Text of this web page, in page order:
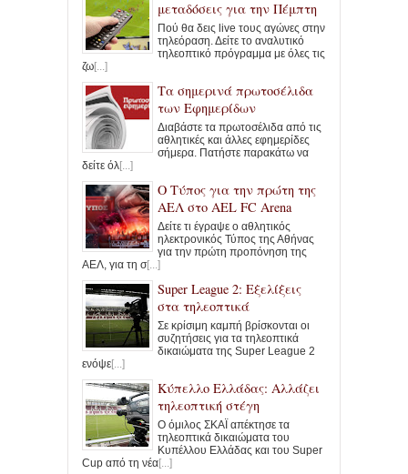
μεταδόσεις για την Πέμπτη
Πού θα δεις live τους αγώνες στην
τηλεόραση. Δείτε το αναλυτικό
τηλεοπτικό πρόγραμμα με όλες τις
ζω[...]
Τα σημερινά πρωτοσέλιδα
των Εφημερίδων
Διαβάστε τα πρωτοσέλιδα από τις
αθλητικές και άλλες εφημερίδες
σήμερα. Πατήστε παρακάτω να
δείτε όλ[...]
Ο Τύπος για την πρώτη της
ΑΕΛ στο AEL FC Arena
Δείτε τι έγραψε ο αθλητικός
ηλεκτρονικός Τύπος της Αθήνας
για την πρώτη προπόνηση της
ΑΕΛ, για τη σ[...]
Super League 2: Εξελίξεις
στα τηλεοπτικά
Σε κρίσιμη καμπή βρίσκονται οι
συζητήσεις για τα τηλεοπτικά
δικαιώματα της Super League 2
ενόψε[...]
Κύπελλο Ελλάδας: Αλλάζει
τηλεοπτική στέγη
Ο όμιλος ΣΚΑΪ απέκτησε τα
τηλεοπτικά δικαιώματα του
Κυπέλλου Ελλάδας και του Super
Cup από τη νέα[...]